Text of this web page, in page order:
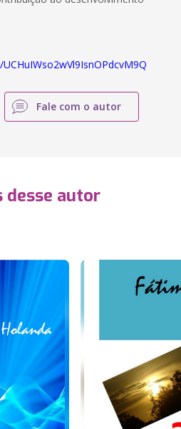
Fale com o autor
desse autor